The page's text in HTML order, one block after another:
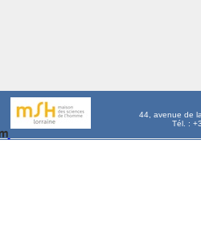
44, avenue de
Tél. :